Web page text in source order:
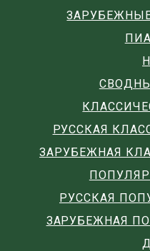
РУССКАЯ
ЗАРУБЕЖНАЯ
РУССКАЯ
ЗАРУБЕЖНАЯ